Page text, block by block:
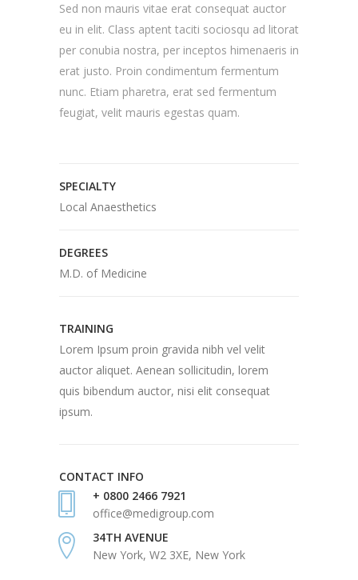
Sed non mauris vitae erat consequat auctor
eu in elit. Class aptent taciti sociosqu ad litorat
per conubia nostra, per inceptos himenaeris in
erat justo. Proin condimentum fermentum
nunc. Etiam pharetra, erat sed fermentum
feugiat, velit mauris egestas quam.
SPECIALTY
Local Anaesthetics
DEGREES
M.D. of Medicine
TRAINING
Lorem Ipsum proin gravida nibh vel velit
auctor aliquet. Aenean sollicitudin, lorem
quis bibendum auctor, nisi elit consequat
ipsum.
CONTACT INFO
+ 0800 2466 7921
office@medigroup.com
34TH AVENUE
New York, W2 3XE, New York